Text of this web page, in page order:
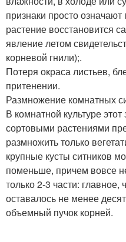
признаки просто
растение восстановится
явление летом
корневой гнили);.
Потеря окраса листьев,
притенении.
Размножение комнатных
В комнатной культуре
сортовыми растениями
размножить только
крупные кусты ситников
поменьше, причем вовсе
только 2-3 части:
оставалось не менее
объемный пучок корней.